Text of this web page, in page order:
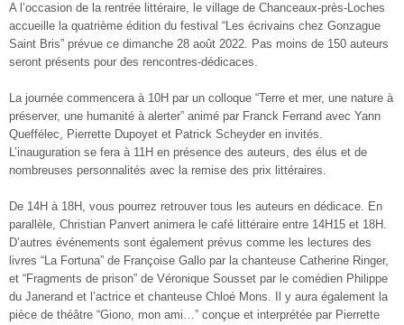
A l’occasion de la rentrée littéraire, le village de Chanceaux-près-Loches
accueille la quatrième édition du festival “Les écrivains chez Gonzague
Saint Bris” prévue ce dimanche 28 août 2022. Pas moins de 150 auteurs
seront présents pour des rencontres-dédicaces.
La journée commencera à 10H par un colloque “Terre et mer, une nature à
préserver, une humanité à alerter” animé par Franck Ferrand avec Yann
Queffélec, Pierrette Dupoyet et Patrick Scheyder en invités.
L’inauguration se fera à 11H en présence des auteurs, des élus et de
nombreuses personnalités avec la remise des prix littéraires.
De 14H à 18H, vous pourrez retrouver tous les auteurs en dédicace. En
parallèle, Christian Panvert animera le café littéraire entre 14H15 et 18H.
D’autres événements sont également prévus comme les lectures des
livres “La Fortuna” de Françoise Gallo par la chanteuse Catherine Ringer,
et “Fragments de prison” de Véronique Sousset par le comédien Philippe
du Janerand et l’actrice et chanteuse Chloé Mons. Il y aura également la
pièce de théâtre “Giono, mon ami…” conçue et interprétée par Pierrette